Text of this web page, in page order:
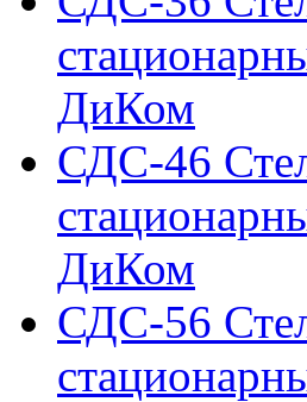
ДиКом
СДС-46
ДиКом
СДС-56